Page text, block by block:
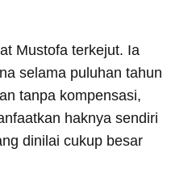
Mustofa terkejut. Ia
selama puluhan tahun
tanpa kompensasi,
haknya sendiri
dinilai cukup besar